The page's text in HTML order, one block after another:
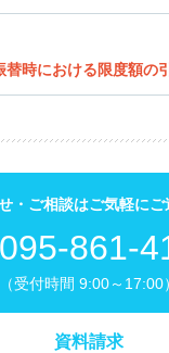
替時における限度額の
・ご相談はご気軽に
095-861-
（受付時間 9:00～17:00）
資料請求